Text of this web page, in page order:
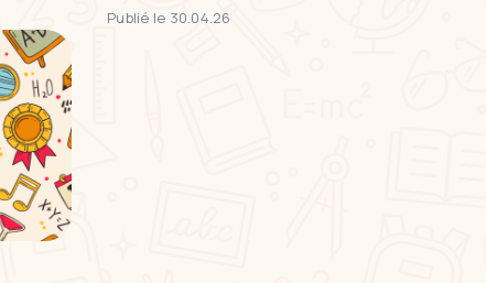
Publié le 30.04.26